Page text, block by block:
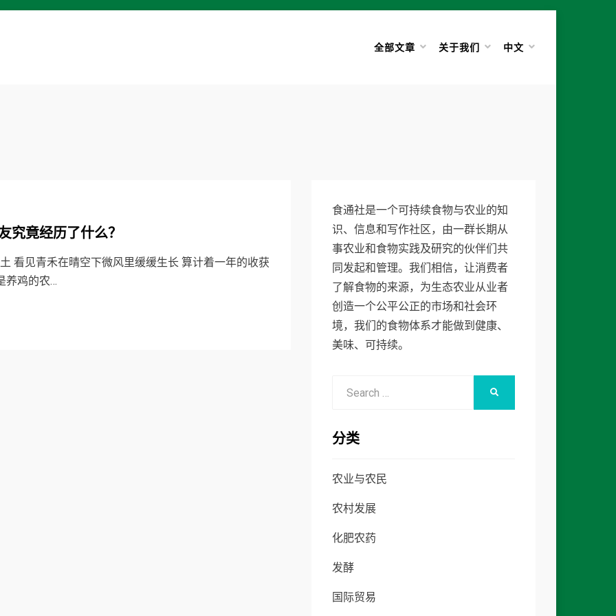
全部文章 关于我们 中文
究竟经历了什么？
看见青禾在晴空下微风里缓缓生长 算计着一年的收获
养鸡的农…
食通社是一个可持续食物与农业的知
识、信息和写作社区，由一群长期从
事农业和食物实践及研究的伙伴们共
同发起和管理。我们相信，让消费者
了解食物的来源，为生态农业从业者
创造一个公平公正的市场和社会环
境，我们的食物体系才能做到健康、
美味、可持续。
分类
农业与农民
农村发展
化肥农药
发酵
国际贸易